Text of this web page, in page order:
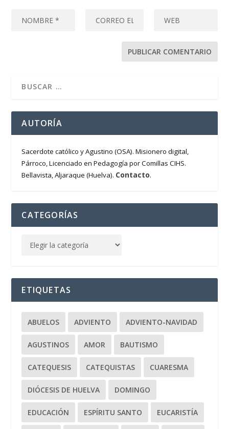
AUTORÍA
Sacerdote católico y Agustino (OSA). Misionero digital,
Párroco, Licenciado en Pedagogía por Comillas CIHS.
Bellavista, Aljaraque (Huelva). Contacto.
CATEGORÍAS
ETIQUETAS
ABUELOS ADVIENTO ADVIENTO-NAVIDAD
AGUSTINOS AMOR BAUTISMO
CATEQUESIS CATEQUISTAS CUARESMA
DIÓCESIS DE HUELVA DOMINGO
EDUCACIÓN ESPÍRITU SANTO EUCARISTÍA